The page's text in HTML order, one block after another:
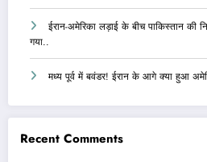
ईरान-अमेरिका लड़ाई के बीच पाकिस्तान की
गया..
मध्य पूर्व में बवंडर! ईरान के आगे क्या हुआ
Recent Comments